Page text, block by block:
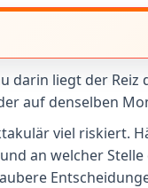
liegt der
auf denselben
viel riskiert.
an welcher